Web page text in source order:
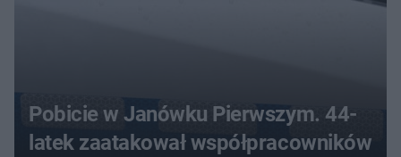
Pobicie w Janówku Pierwszym. 44-
latek zaatakował współpracowników